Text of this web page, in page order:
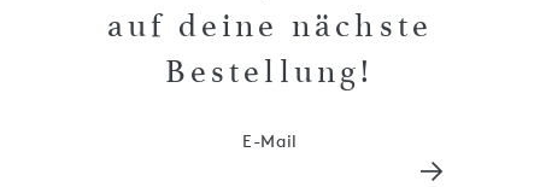
auf deine nächste
Bestellung!
E-Mail